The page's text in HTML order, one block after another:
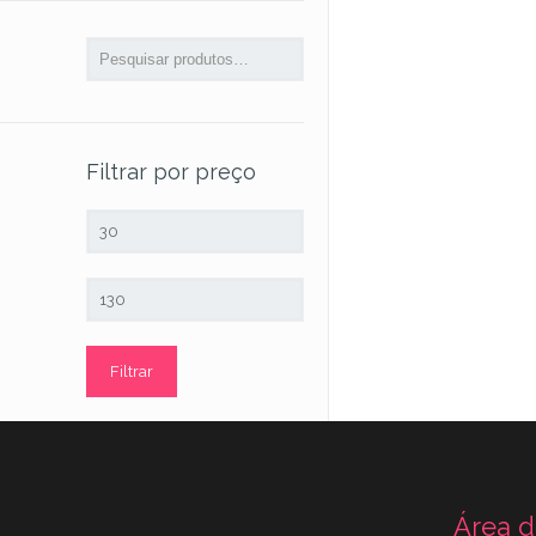
Filtrar por preço
Filtrar
Área